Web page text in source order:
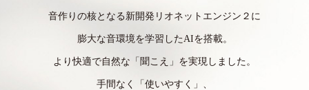
音作りの核となる新開発リオネットエンジン２に
膨大な音環境を学習したAIを搭載。
より快適で自然な「聞こえ」を実現しました。
手間なく「使いやすく」、